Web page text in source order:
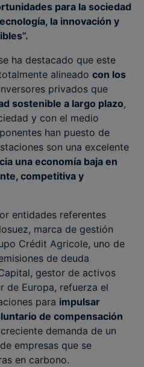
para la sociedad
la innovación y
ha destacado que este
alineado con los
privados que
sostenible a largo plazo,
y con el medio
han puesto de
son una excelente
una economía baja en
competitiva y
entidades referentes
marca de gestión
Crédit Agricole, uno de
de deuda
gestor de activos
de Europa, refuerza el
para impulsar
de compensación
demanda de un
empresas que se
en carbono.